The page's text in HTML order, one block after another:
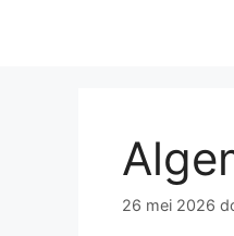
26 mei 2026